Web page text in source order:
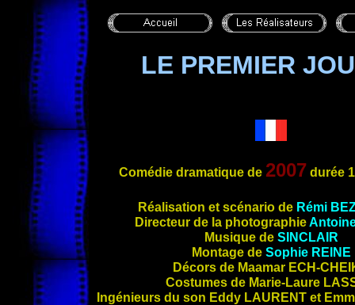
LE PREMIER
Comédie dramatique de 2007 durée
Réalisation et scénario de Rémi
Directeur de la photographie
Musique de SINCLAIR
Montage de Sophie REINE
Décors de Maamar ECH-
Costumes de Marie-Laure
Ingénieurs du son Eddy LAURENT et